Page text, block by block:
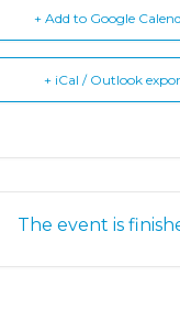
+ Add to Google
+ iCal / Outlook
The event is